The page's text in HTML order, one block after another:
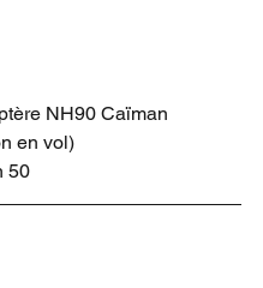
NH90 Caïman
en vol)
50